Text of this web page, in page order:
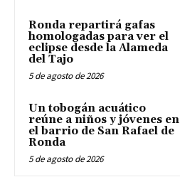
Ronda repartirá gafas
homologadas para ver el
eclipse desde la Alameda
del Tajo
5 de agosto de 2026
Un tobogán acuático
reúne a niños y jóvenes en
el barrio de San Rafael de
Ronda
5 de agosto de 2026